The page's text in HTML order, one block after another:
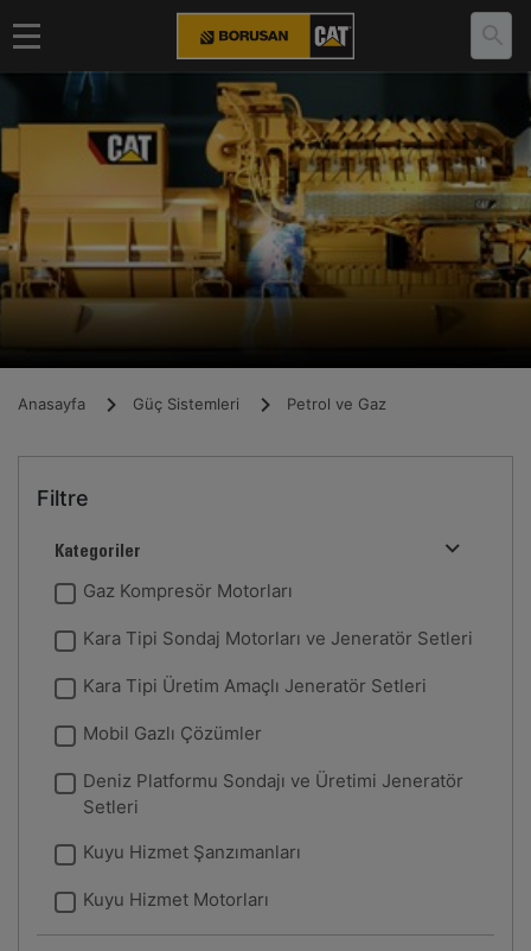
Anasayfa Güç Sistemleri Petrol ve Gaz
Filtre
Kategoriler
Gaz Kompresör Motorları
Kara Tipi Sondaj Motorları ve Jeneratör Setleri
Kara Tipi Üretim Amaçlı Jeneratör Setleri
Mobil Gazlı Çözümler
Deniz Platformu Sondajı ve Üretimi Jeneratör
Setleri
Kuyu Hizmet Şanzımanları
Kuyu Hizmet Motorları